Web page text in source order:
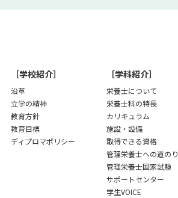
［学校紹介］
沿革
立学の精神
教育方針
教育目標
ディプロマポリシー
［学科紹介］
栄養士について
栄養士科の特長
カリキュラム
施設・設備
取得できる資格
管理栄養士への道のり
管理栄養士国家試験
サポートセンター
学生VOICE